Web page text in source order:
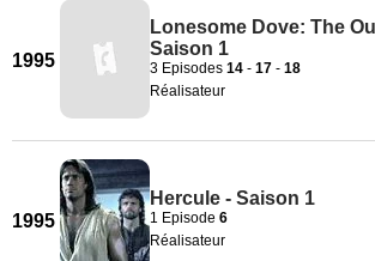
1995
Lonesome Dove: The
Saison 1
3 Episodes 14 - 17 - 18
Réalisateur
1995
Hercule - Saison 1
1 Episode 6
Réalisateur